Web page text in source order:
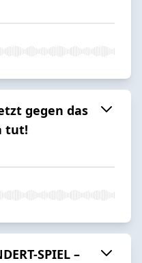
gegen das
tut!
SPIEL –